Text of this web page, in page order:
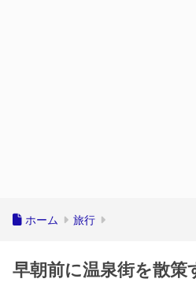
ホーム 旅行
早朝前に温泉街を散策